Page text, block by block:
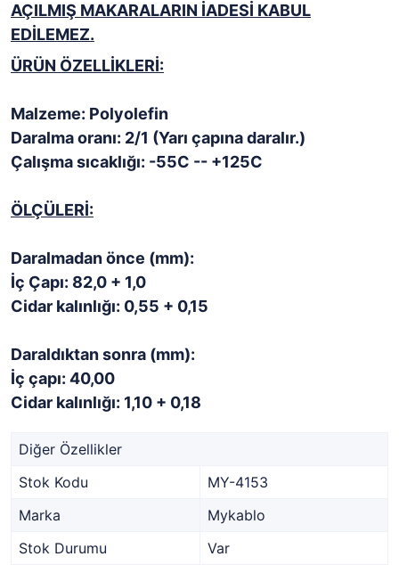
AÇILMIŞ MAKARALARIN İADESİ KABUL
EDİLEMEZ.
ÜRÜN ÖZELLİKLERİ:
Malzeme: Polyolefin
Daralma oranı: 2/1 (Yarı çapına daralır.)
Çalışma sıcaklığı: -55C -- +125C
ÖLÇÜLERİ:
Daralmadan önce (mm):
İç Çapı: 82,0 + 1,0
Cidar kalınlığı: 0,55 + 0,15
Daraldıktan sonra (mm):
İç çapı: 40,00
Cidar kalınlığı: 1,10 + 0,18
Diğer Özellikler
Stok Kodu
MY-4153
Marka
Mykablo
Stok Durumu
Var